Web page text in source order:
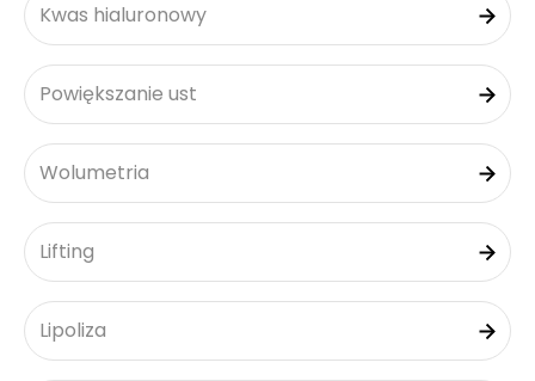
Kwas hialuronowy
Powiększanie ust
Wolumetria
Lifting
Lipoliza